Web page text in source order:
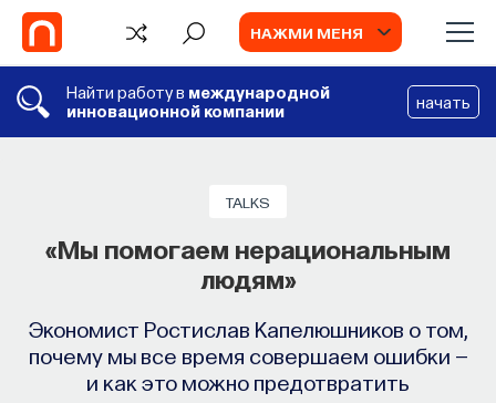
НАЖМИ МЕНЯ
Найти работу в международной
инновационной компании
начать
TALKS
«Мы помогаем нерациональным
людям»
Экономист Ростислав Капелюшников о том,
почему мы все время совершаем ошибки —
и как это можно предотвратить